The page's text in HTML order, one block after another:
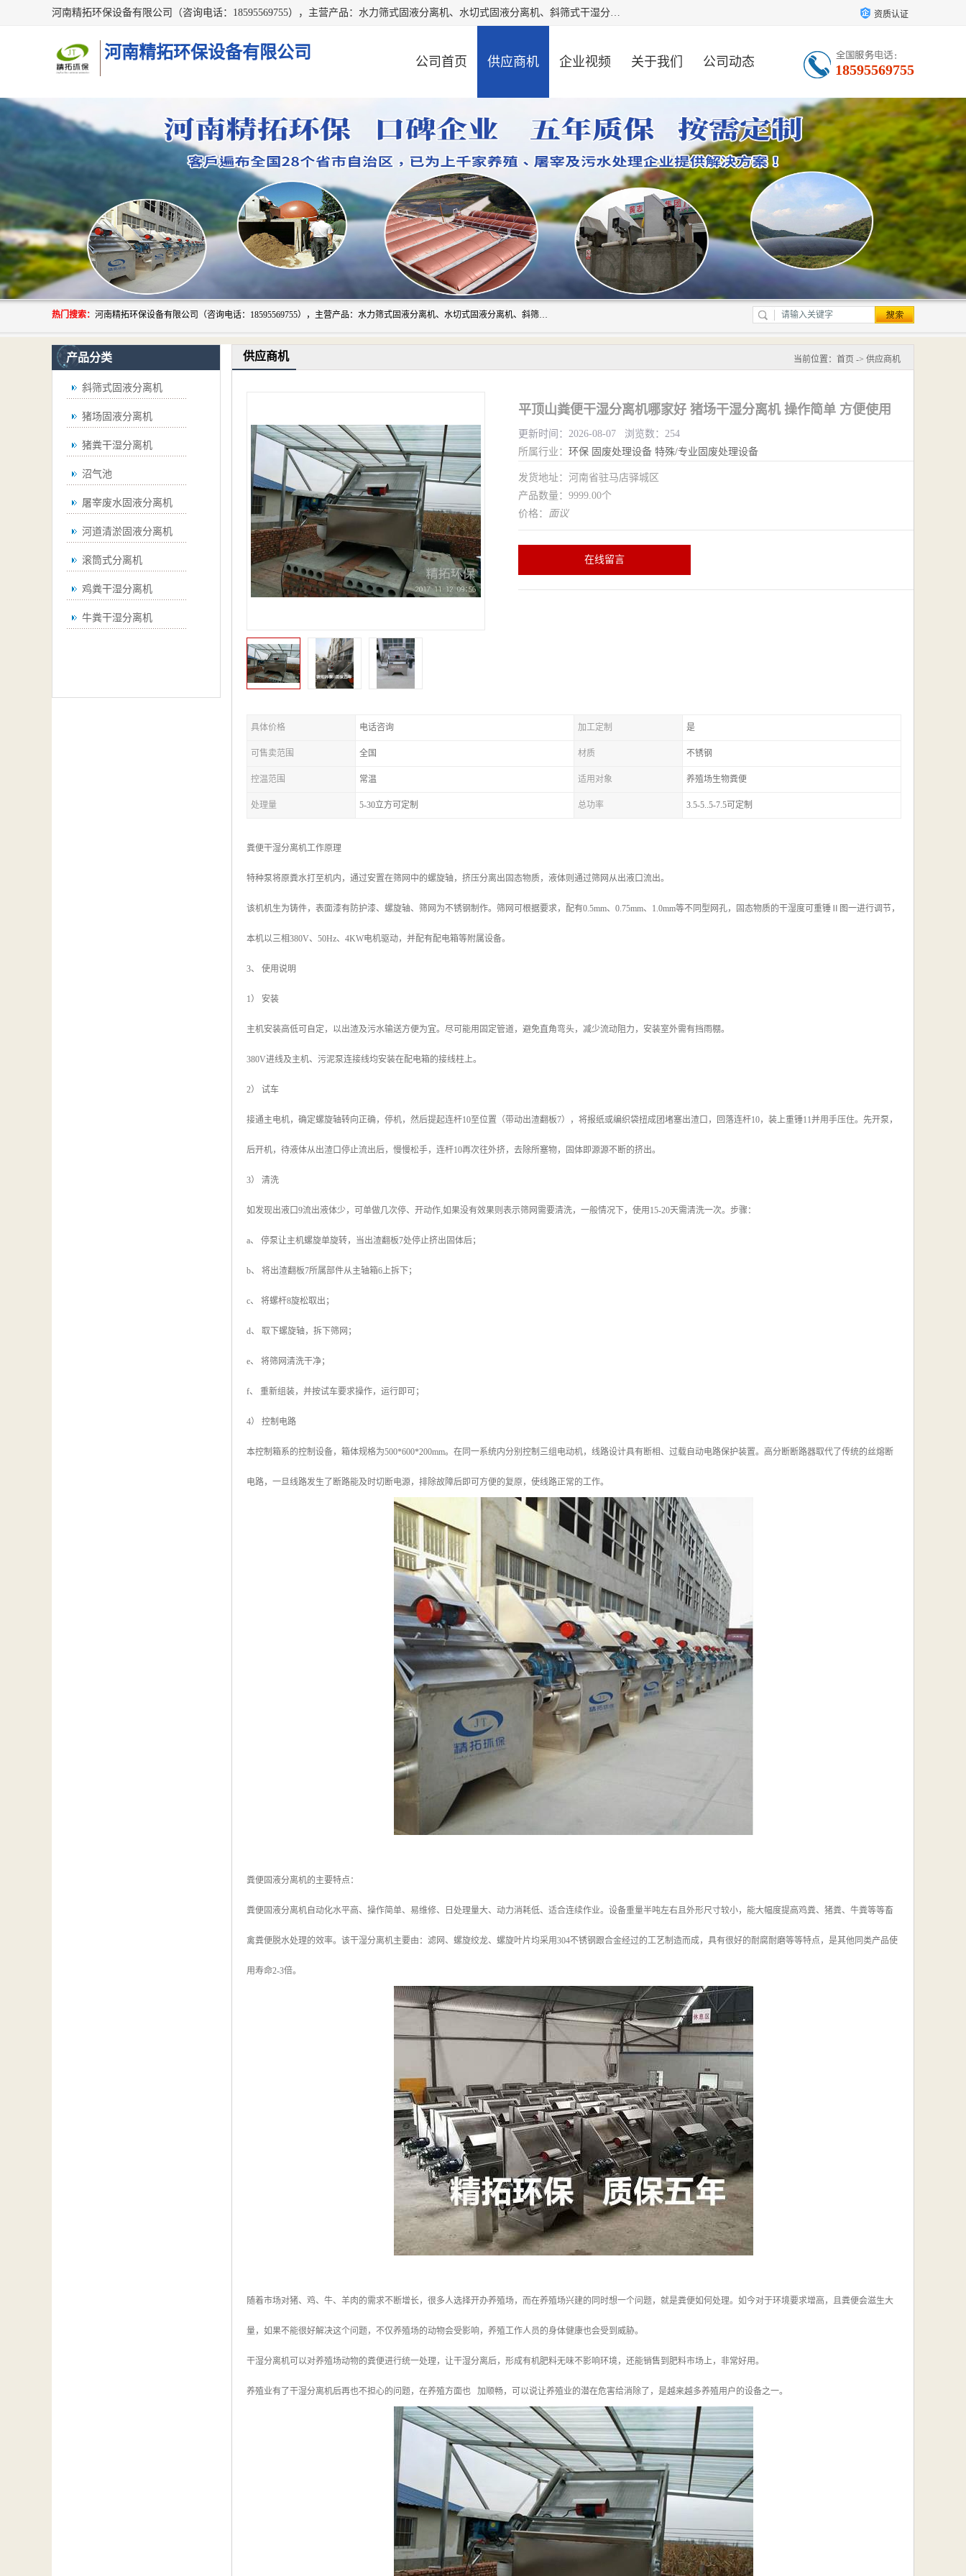
河南精拓环保设备有限公司（咨询电话：18595569755），主营产品：水力筛式固液分离机、水切式固液分离机、斜筛式干湿分离机、养猪场固液分离机、斜筛式固液分离机、屠宰场固液分离机、猪场干湿分离机等。公司从事固液分离设备及配套沼气池的研发、设计、销售与施工，并提供污水处理整体解决方案。 资质认证
河南精拓环保设备有限公司 公司首页 供应商机 企业视频 关于我们 公司动态 18595569755
热门搜索： 河南精拓环保设备有限公司（咨询电话：18595569755），主营产品：水力筛式固液分离机、水切式固液分离机、斜筛式干湿分离机、养猪场固液分离机、斜筛式固液分离机、屠宰场固液分离机、猪场干湿分离机等。公司从事固液分离设备及配套沼气池的研发、设计、销售与施工，并提供污水处理整体解决方案。
产品分类
斜筛式固液分离机
猪场固液分离机
猪粪干湿分离机
沼气池
屠宰废水固液分离机
河道清淤固液分离机
滚筒式分离机
鸡粪干湿分离机
牛粪干湿分离机
供应商机 当前位置： 首页 -> 供应商机
平顶山粪便干湿分离机哪家好 猪场干湿分离机 操作简单 方便使用
更新时间：2026-08-07 浏览数：254
所属行业： 环保 固废处理设备 特殊/专业固废处理设备
发货地址：河南省驻马店驿城区
产品数量：9999.00个
价格： 面议
在线留言
具体价格 电话咨询 加工定制 是
可售卖范围 全国 材质 不锈钢
控温范围 常温 适用对象 养殖场生物粪便
处理量 5-30立方可定制 总功率 3.5-5..5-7.5可定制
粪便干湿分离机工作原理
特种泵将原粪水打至机内，通过安置在筛网中的螺旋轴，挤压分离出固态物质，液体则通过筛网从出液口流出。
该机机生为铸件，表面漆有防护漆、螺旋轴、筛网为不锈钢制作。筛网可根据要求，配有0.5mm、0.75mm、1.0mm等不同型网孔，固态物质的干湿度可重锤Ⅱ图一进行调节，
本机以三相380V、50Hz、4KW电机驱动，并配有配电箱等附属设备。
3、 使用说明
1） 安装
主机安装高低可自定，以出渣及污水输送方便为宜。尽可能用固定管道，避免直角弯头，减少流动阻力，安装室外需有挡雨棚。
380V进线及主机、污泥泵连接线均安装在配电箱的接线柱上。
2） 试车
接通主电机，确定螺旋轴转向正确，停机，然后提起连杆10至位置（带动出渣翻板7），将报纸或编织袋扭成团堵塞出渣口，回落连杆10，装上重锤11并用手压住。先开泵，
后开机，待液体从出渣口停止流出后，慢慢松手，连杆10再次往外挤，去除所塞物，固体即源源不断的挤出。
3） 清洗
如发现出液口9流出液体少，可单做几次停、开动作,如果没有效果则表示筛网需要清洗，一般情况下，使用15-20天需清洗一次。步骤：
a、 停泵让主机螺旋单旋转，当出渣翻板7处停止挤出固体后；
b、 将出渣翻板7所属部件从主轴箱6上拆下；
c、 将螺杆8旋松取出；
d、 取下螺旋轴，拆下筛网；
e、 将筛网清洗干净；
f、 重新组装，并按试车要求操作，运行即可；
4） 控制电路
本控制箱系的控制设备，箱体规格为500*600*200mm。在同一系统内分别控制三组电动机，线路设计具有断相、过载自动电路保护装置。高分断断路器取代了传统的丝熔断
电路，一旦线路发生了断路能及时切断电源，排除故障后即可方便的复原，使线路正常的工作。
粪便固液分离机的主要特点：
粪便固液分离机自动化水平高、操作简单、易维修、日处理量大、动力消耗低、适合连续作业。设备重量半吨左右且外形尺寸较小，能大幅度提高鸡粪、猪粪、牛粪等等畜
禽粪便脱水处理的效率。该干湿分离机主要由：滤网、螺旋绞龙、螺旋叶片均采用304不锈钢跟合金经过的工艺制造而成，具有很好的耐腐耐磨等等特点，是其他同类产品使
用寿命2-3倍。
随着市场对猪、鸡、牛、羊肉的需求不断增长，很多人选择开办养殖场，而在养殖场兴建的同时想一个问题，就是粪便如何处理。如今对于环境要求增高，且粪便会滋生大
量，如果不能很好解决这个问题，不仅养殖场的动物会受影响，养殖工作人员的身体健康也会受到威胁。
干湿分离机可以对养殖场动物的粪便进行统一处理，让干湿分离后，形成有机肥料无味不影响环境，还能销售到肥料市场上，非常好用。
养殖业有了干湿分离机后再也不担心的问题，在养殖方面也 加顺畅，可以说让养殖业的潜在危害给消除了，是越来越多养殖用户的设备之一。